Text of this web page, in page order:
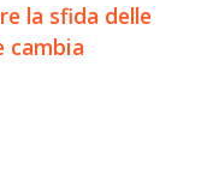
la sfida delle
cambia